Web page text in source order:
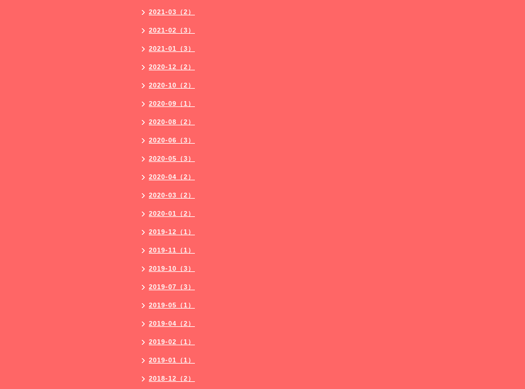
2021-03（2）
2021-02（3）
2021-01（3）
2020-12（2）
2020-10（2）
2020-09（1）
2020-08（2）
2020-06（3）
2020-05（3）
2020-04（2）
2020-03（2）
2020-01（2）
2019-12（1）
2019-11（1）
2019-10（3）
2019-07（3）
2019-05（1）
2019-04（2）
2019-02（1）
2019-01（1）
2018-12（2）